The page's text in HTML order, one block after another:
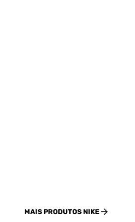
MAIS PRODUTOS NIKE